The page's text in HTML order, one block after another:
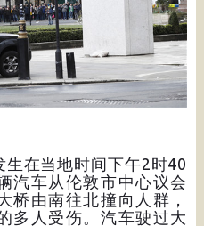
在当地时间下午2时40
汽车从伦敦市中心议会
桥由南往北撞向人群，
多人受伤。汽车驶过大